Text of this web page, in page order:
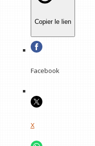
Copier le lien
Facebook
X